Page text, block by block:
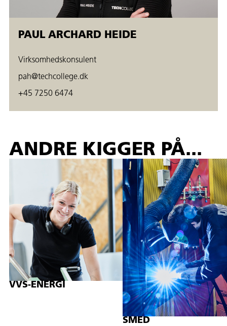
PAUL ARCHARD HEIDE
Virksomhedskonsulent
pah@techcollege.dk
+45 7250 6474
ANDRE KIGGER PÅ...
VVS-ENERGI
SMED